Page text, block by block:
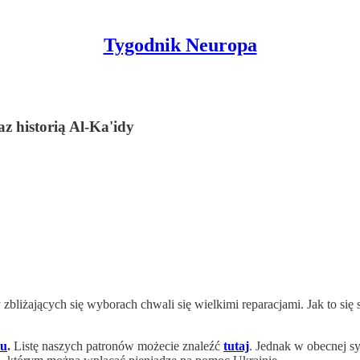
Tygodnik Neuropa
historią Al-Ka'idy
się wyborach chwali się wielkimi reparacjami. Jak to
. Listę naszych patronów możecie znaleźć tutaj. Jednak w obecnej